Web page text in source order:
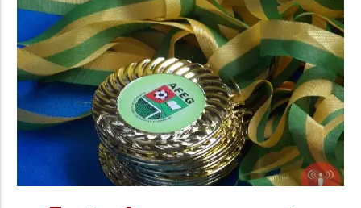
campanha que...